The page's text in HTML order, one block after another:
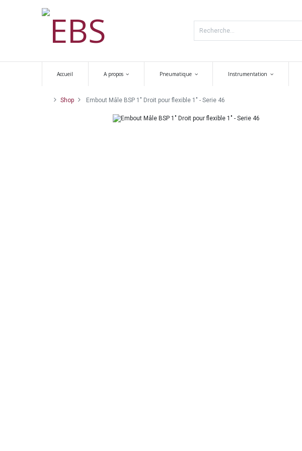
Accueil A propos Pneumatique Instrumentation
Shop Embout Mâle BSP 1" Droit pour flexible 1" - Serie 46